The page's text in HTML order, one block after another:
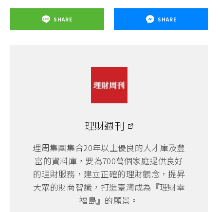
SHARE SHARE
理財週刊
理周集團集合20年以上優良的人才庫及豐
富的資料庫，要為700萬個家庭提供良好
的理財服務，建立正確的理財觀念，提昇
大眾的財商智識，打造臺灣成為『理財幸
福島』的願景。